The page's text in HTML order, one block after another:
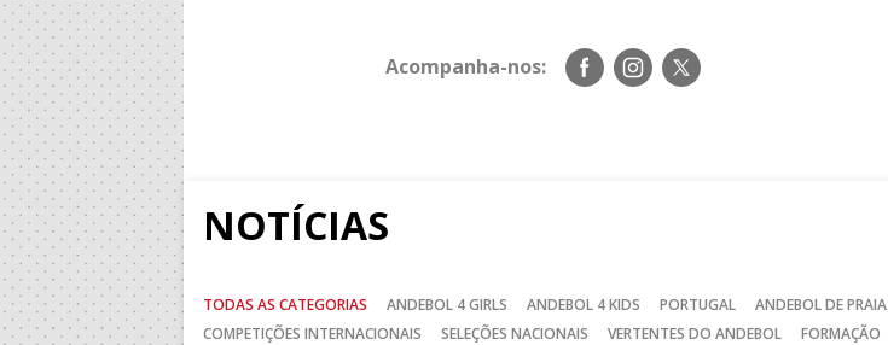
Acompanha-nos:
Siga-
nos
Siga-
nos
Siga-
nos
NOTÍCIAS
TODAS AS CATEGORIAS ANDEBOL 4 GIRLS ANDEBOL 4 KIDS PORTUGAL ANDEBOL DE PRAIA
COMPETIÇÕES INTERNACIONAIS
SELEÇÕES NACIONAIS VERTENTES DO ANDEBOL FORMAÇÃO